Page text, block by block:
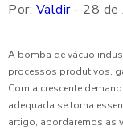
Por: Valdir- 28 de
A bomba de vácuo
processos produtivos,
Com a crescente
adequada se torna
artigo, abordaremos as